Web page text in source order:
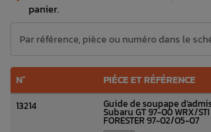
panier.
N° PIÉCE ET RÉFÉRENCE
13214 Guide de soupape
Subaru GT 97-00 WRX/STI
FORESTER 97-02/05-07